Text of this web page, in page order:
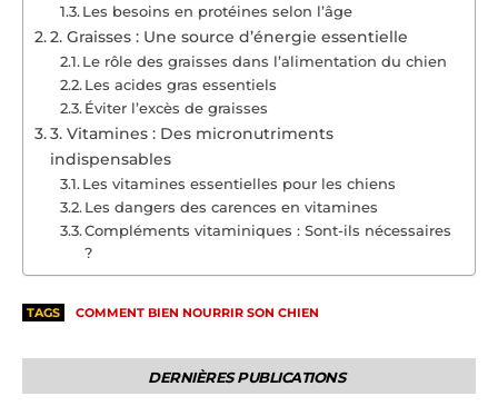
Les besoins en protéines selon l’âge
2. Graisses : Une source d’énergie essentielle
Le rôle des graisses dans l’alimentation du chien
Les acides gras essentiels
Éviter l’excès de graisses
3. Vitamines : Des micronutriments
indispensables
Les vitamines essentielles pour les chiens
Les dangers des carences en vitamines
Compléments vitaminiques : Sont-ils nécessaires
?
TAGS COMMENT BIEN NOURRIR SON CHIEN
DERNIÈRES PUBLICATIONS